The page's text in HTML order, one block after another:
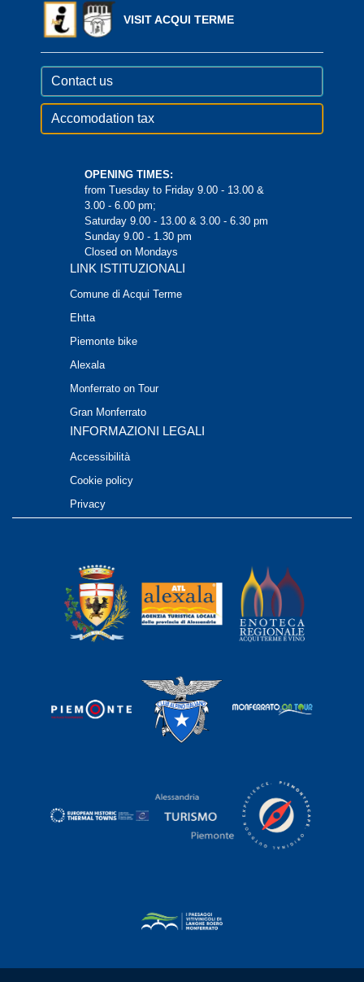
VISIT ACQUI TERME
Contact us
Accomodation tax
OPENING TIMES:
from Tuesday to Friday 9.00 - 13.00 &
3.00 - 6.00 pm;
Saturday 9.00 - 13.00 & 3.00 - 6.30 pm
Sunday 9.00 - 1.30 pm
Closed on Mondays
LINK ISTITUZIONALI
Comune di Acqui Terme
Ehtta
Piemonte bike
Alexala
Monferrato on Tour
Gran Monferrato
INFORMAZIONI LEGALI
Accessibilità
Cookie policy
Privacy